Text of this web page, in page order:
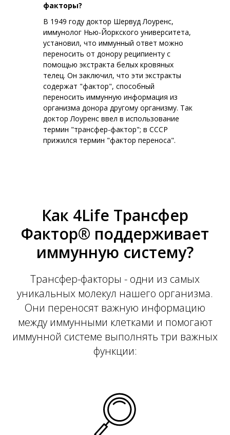
факторы?
В 1949 году доктор Шервуд Лоуренс,
иммунолог Нью-Йоркского университета,
установил, что иммунный ответ можно
переносить от донору реципиенту с
помощью экстракта белых кровяных
телец. Он заключил, что эти экстракты
содержат "фактор", способный
переносить иммунную информация из
организма донора другому организму. Так
доктор Лоуренс ввел в использование
термин "трансфер-фактор"; в СССР
прижился термин "фактор переноса".
Как 4Life Трансфер
Фактор® поддерживает
иммунную систему?
Трансфер-факторы - одни из самых
уникальных молекул нашего организма.
Они переносят важную информацию
между иммунными клетками и помогают
иммунной системе выполнять три важных
функции: